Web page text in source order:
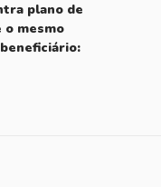
plano de
o mesmo